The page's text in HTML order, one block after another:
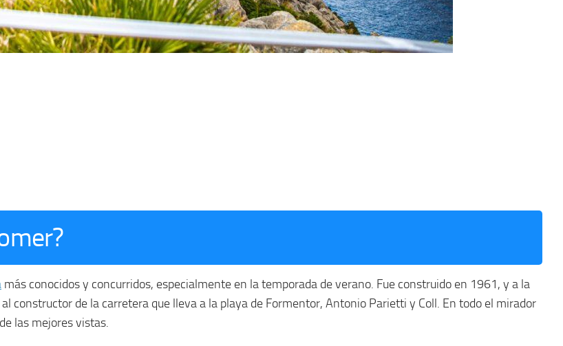
más conocidos y concurridos, especialmente en la temporada de verano. Fue construido en 1961, y a la
constructor de la carretera que lleva a la playa de Formentor, Antonio Parietti y Coll. En todo el mirador
las mejores vistas.